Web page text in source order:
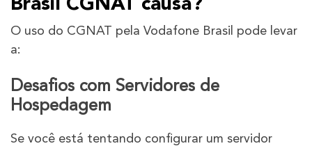
Brasil CGNAT causa?
O uso do CGNAT pela Vodafone Brasil pode levar
a:
Desafios com Servidores de
Hospedagem
Se você está tentando configurar um servidor